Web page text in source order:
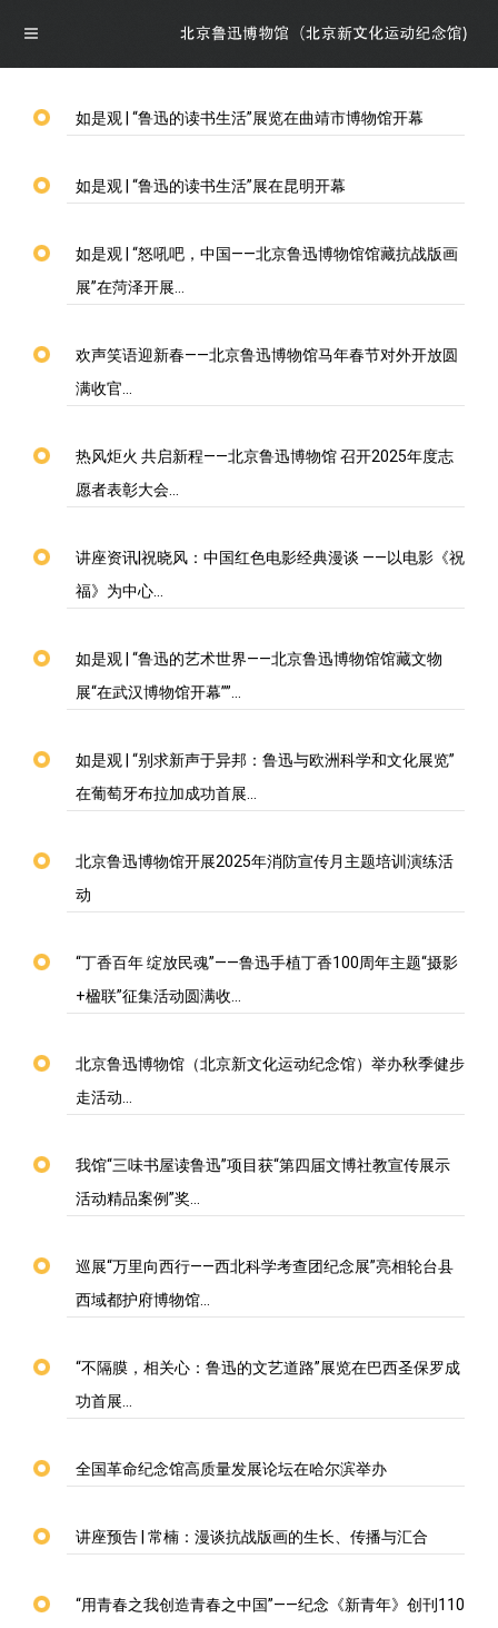
首页
馆领导介绍
资讯
展览
展览回顾
新文化讲堂
手稿
鲁迅照片
社会教育
文创产品
如是观 | “鲁迅的读书生活”展览在曲靖市博物馆开幕
如是观 | “鲁迅的读书生活”展在昆明开幕
如是观 | “怒吼吧，中国——北京鲁迅博物馆馆藏抗战版画
展”在菏泽开展…
欢声笑语迎新春——北京鲁迅博物馆马年春节对外开放圆
满收官…
热风炬火 共启新程——北京鲁迅博物馆 召开2025年度志
愿者表彰大会…
讲座资讯|祝晓风：中国红色电影经典漫谈 ——以电影《祝
福》为中心…
如是观 | “鲁迅的艺术世界——北京鲁迅博物馆馆藏文物
展“在武汉博物馆开幕””…
如是观 | “别求新声于异邦：鲁迅与欧洲科学和文化展览”
在葡萄牙布拉加成功首展…
北京鲁迅博物馆开展2025年消防宣传月主题培训演练活
动
“丁香百年 绽放民魂”——鲁迅手植丁香100周年主题“摄影
+楹联”征集活动圆满收…
北京鲁迅博物馆（北京新文化运动纪念馆）举办秋季健步
走活动…
我馆“三味书屋读鲁迅”项目获“第四届文博社教宣传展示
活动精品案例”奖…
巡展“万里向西行——西北科学考查团纪念展”亮相轮台县
西域都护府博物馆…
“不隔膜，相关心：鲁迅的文艺道路”展览在巴西圣保罗成
功首展…
全国革命纪念馆高质量发展论坛在哈尔滨举办
讲座预告 | 常楠：漫谈抗战版画的生长、传播与汇合
“用青春之我创造青春之中国”——纪念《新青年》创刊110